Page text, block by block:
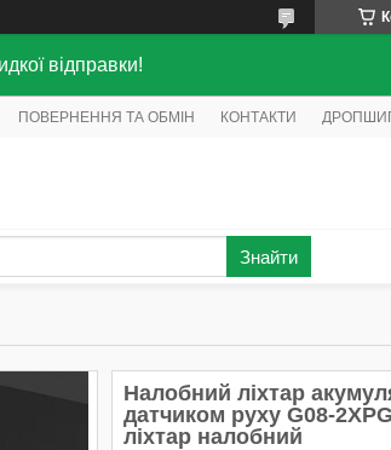
відправки!
ПОВЕРНЕННЯ ТА ОБМІН КОНТАКТИ
Знайти
Налобний ліхтар
датчиком руху G08-
ліхтар налобний